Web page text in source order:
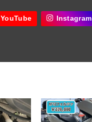
YouTube Instagram